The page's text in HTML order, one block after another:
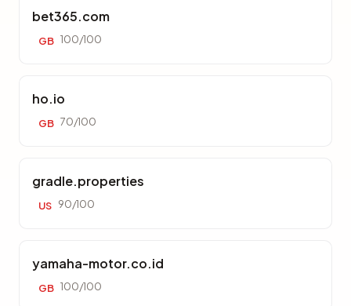
bet365.com
GB 100/100
ho.io
GB 70/100
gradle.properties
US 90/100
yamaha-motor.co.id
GB 100/100